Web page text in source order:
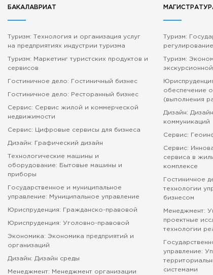
пн-чт: с 09:00 до 18:00;
пт: с 09:00 до 16:45;
сб-вс: выходной
пн-пт: с 10:00 до 17:00;
сб: с 10:00 до 15:30;
БАКАЛАВРИАТ
Туризм: Технология и организация услуг
на предприятиях индустрии туризма
Туризм: Маркетинг туристских продуктов и
сервисов
Гостиничное дело: Гостиничный бизнес
Гостиничное дело: Ресторанный бизнес
Сервис: Сервис жилой и коммерческой
недвижимости
Сервис: Цифровые сервисы для бизнеса
Дизайн: Графический дизайн
Технологические машины и
оборудование: Бытовые машины и
приборы
Государственное и муниципальное
управление: Муниципальное управление
Юриспруденция: Гражданско-правовой
Юриспруденция: Уголовно-правовой
Экономика: Экономика предприятий и
организаций
Дизайн: Дизайн среды
Менеджмент: Менеджмент организации
Туризм:
Туризм:
обеспечение
(выполнения
Дизайн:
коммуникаций
Сервис:
Сервис:
сервиса в
комплексе
Гостиничное
технологии
бизнесом
Менеджмент:
проектные
технологии
управление:
системами